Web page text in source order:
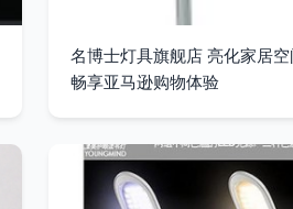
名博士灯具旗舰店 亮化家居
畅享亚马逊购物体验